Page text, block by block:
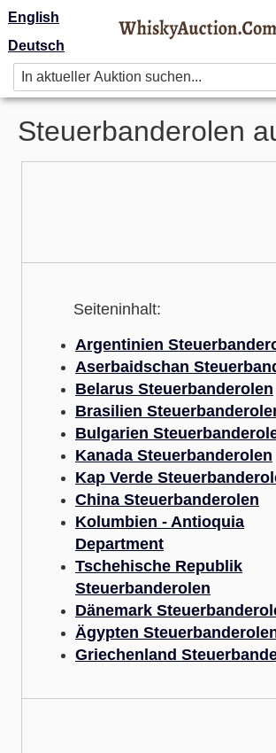
English
Deutsch
Steuerbanderolen
Seiteninhalt:
Argentinien
Aserbaidschan
Belarus Steuerbanderolen
Brasilien
Bulgarien
Kanada Steuerbanderolen
Kap Verde
China Steuerbanderolen
Kolumbien - Antioquia
Department
Tschehische Republik
Steuerbanderolen
Dänemark
Ägypten
Griechenland